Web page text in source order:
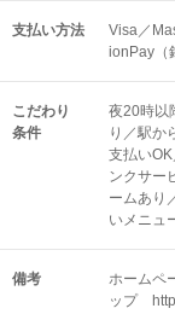
支払い方法
Visa／
ionPay（
こだわり
条件
夜20時以
り／駅か
支払い
ンクサー
ームあり
いメニュ
備考
ホームペ
ップ